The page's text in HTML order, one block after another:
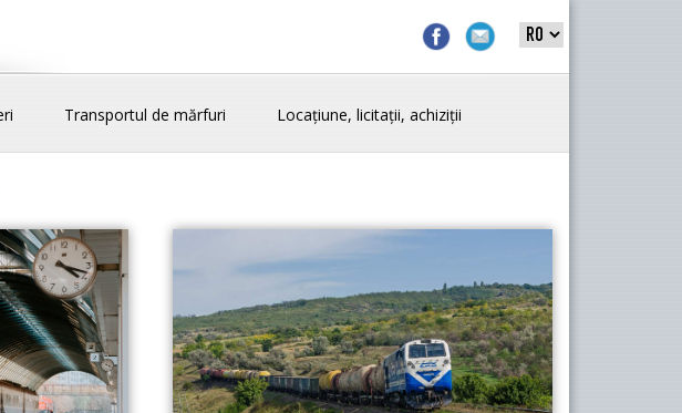
Transportul de mărfuri Locațiune, licitații, achiziții